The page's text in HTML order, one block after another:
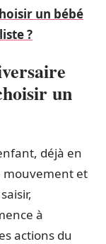
un bébé
?
un
déjà en
mouvement et
à
actions du